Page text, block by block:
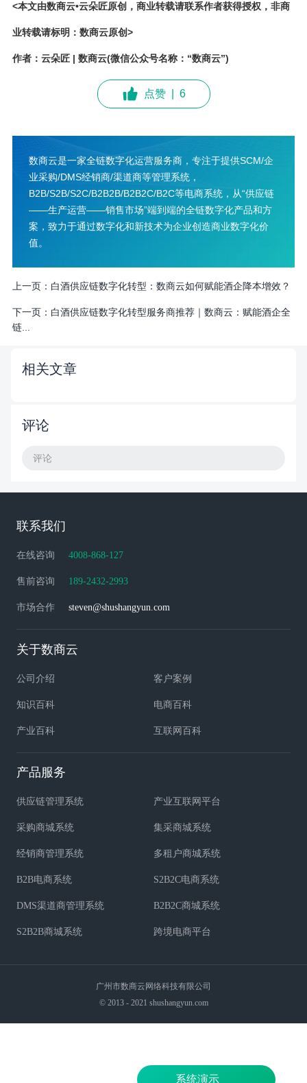
<本文由数商云•云朵匠原创，商业转载请联系作者获得授权，非商
业转载请标明：数商云原创>
作者：云朵匠 | 数商云(微信公众号名称：“数商云”)
点赞 6
数商云是一家全链数字化运营服务商，专注于提供SCM/企
业采购/DMS经销商/渠道商等管理系统，
B2B/S2B/S2C/B2B2B/B2B2C/B2C等电商系统，从“供应链
——生产运营——销售市场”端到端的全链数字化产品和方
案，致力于通过数字化和新技术为企业创造商业数字化价
值。
上一页： ​白酒供应链数字化转型：数商云如何赋能酒企降本增效？​
下一页： ​白酒供应链数字化转型服务商推荐｜数商云：赋能酒企全
链...
相关文章
评论
评论
联系我们
在线咨询 4008-868-127
售前咨询 189-2432-2993
市场合作 steven@shushangyun.com
关于数商云
公司介绍 客户案例
知识百科 电商百科
产业百科 互联网百科
产品服务
供应链管理系统 产业互联网平台
采购商城系统 集采商城系统
经销商管理系统 多租户商城系统
B2B电商系统 S2B2C电商系统
DMS渠道商管理系统 B2B2C商城系统
S2B2B商城系统 跨境电商平台
广州市数商云网络科技有限公司
© 2013 - 2021 shushangyun.com
系统演示